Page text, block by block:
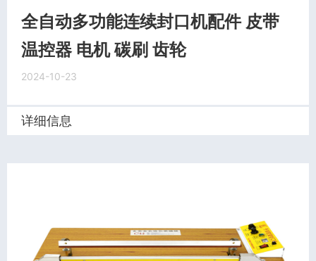
全自动多功能连续封口机配件 皮带
温控器 电机 碳刷 齿轮
2024-10-23
详细信息